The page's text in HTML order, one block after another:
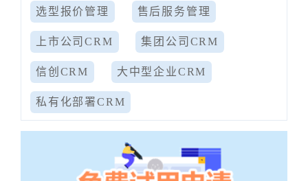
选型报价管理 售后服务管理
上市公司CRM 集团公司CRM
信创CRM 大中型企业CRM
私有化部署CRM